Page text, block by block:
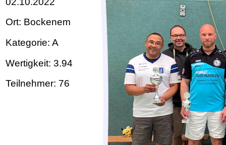
Ort: Bockenem
Kategorie: A
Wertigkeit: 3.94
Teilnehmer: 76